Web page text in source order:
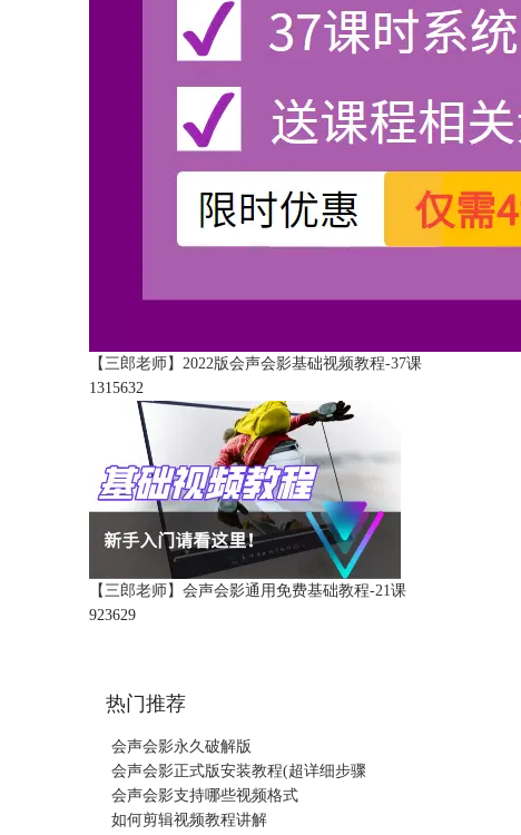
【三郎老师】2022版会声会影基础视频教程-37课
1315632
【三郎老师】会声会影通用免费基础教程-21课
923629
热门推荐
会声会影永久破解版
会声会影正式版安装教程(超详细步骤
会声会影支持哪些视频格式
如何剪辑视频教程讲解